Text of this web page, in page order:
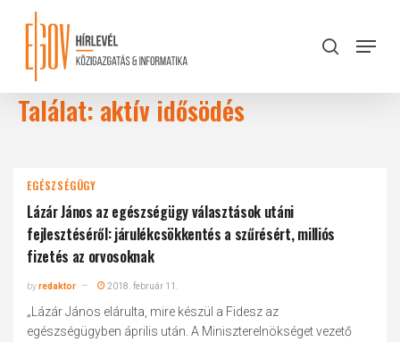
content
search
Menu
Találat: aktív idősödés
EGÉSZSÉGÜGY
Lázár János az egészségügy választások utáni
fejlesztéséről: járulékcsökkentés a szűrésért, milliós
fizetés az orvosoknak
byredaktor 2018. február 11.
„Lázár János elárulta, mire készül a Fidesz az
egészségügyben április után. A Miniszterelnökséget vezető
Close